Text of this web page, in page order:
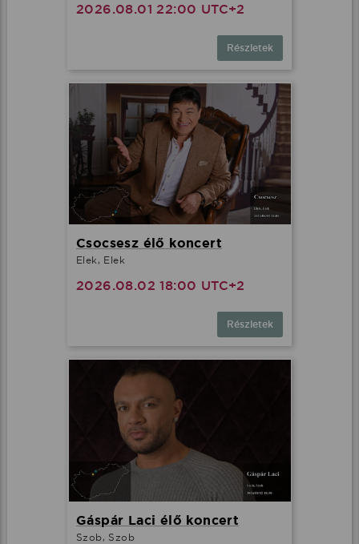
2026.08.01 22:00 UTC+2
Részletek
Csocsesz élő koncert
Elek, Elek
2026.08.02 18:00 UTC+2
Részletek
Gáspár Laci élő koncert
Szob, Szob